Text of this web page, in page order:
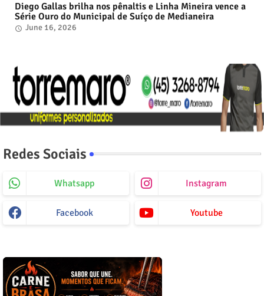
Diego Gallas brilha nos pênaltis e Linha Mineira vence a
Série Ouro do Municipal de Suíço de Medianeira
June 16, 2026
Redes Sociais
Whatsapp Instagram
Facebook Youtube